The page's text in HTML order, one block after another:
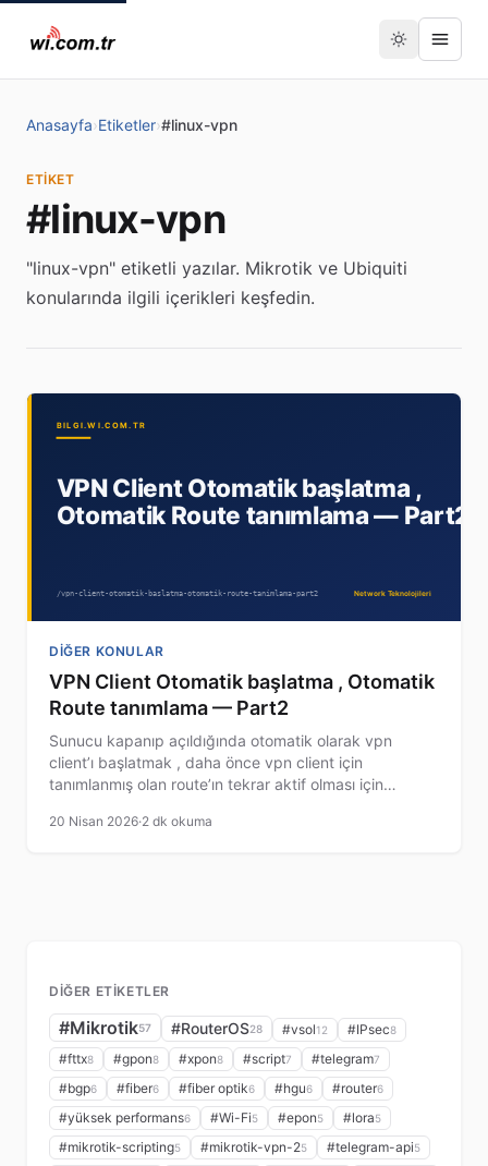
Anasayfa›Etiketler›#linux-vpn
ETIKET
#linux-vpn
"linux-vpn" etiketli yazılar. Mikrotik ve Ubiquiti
konularında ilgili içerikleri keşfedin.
DIĞER KONULAR
VPN Client Otomatik başlatma , Otomatik
Route tanımlama — Part2
Sunucu kapanıp açıldığında otomatik olarak vpn
client’ı başlatmak , daha önce vpn client için
tanımlanmış olan route’ın tekrar aktif olması için
20 Nisan 2026·2 dk okuma
DIĞER ETIKETLER
#Mikrotik57 #RouterOS28 #vsol12 #IPsec8
#fttx8 #gpon8 #xpon8 #script7 #telegram7
#bgp6 #fiber6 #fiber optik6 #hgu6 #router6
#yüksek performans6 #Wi-Fi5 #epon5 #lora5
#mikrotik-scripting5 #mikrotik-vpn-25 #telegram-api5